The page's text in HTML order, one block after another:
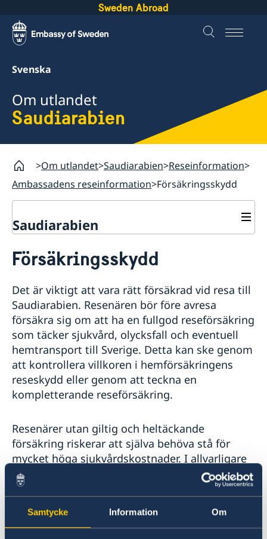
Samtycke Information Om
Sweden Abroad
Svenska
Om utlandet
Saudiarabien
Om utlandet Saudiarabien Reseinformation
Ambassadens reseinformation Försäkringsskydd
Saudiarabien
Hjälp till svenskar i Saudiarabien
Pass, ID-kort och körkort i Saudiarabien
Förlust av pass
Förnyelse av pass för vuxna
Förnyelse av pass för barn under 18 år
Ansökan om pass för barn under 18 år
Provisoriskt pass
Nationellt id-kort
Förnyelse av körkort
Medborgarskapsfrågor
Anmälan av nyfött barn i utlandet
Samordningsnummer
Namnändring
Ambassadens reseinformation
Aktuella händelser
Allmänna säkerhetsläget
Terrorism
Naturförhållanden och katastrofer
In- och utresebestämmelser
Hälso- och sjukvård
Lokala lagar och sedvänjor
Trafiksäkerhet
Försäkringsskydd
Övriga upplysningar
Försäkringsskydd
Det är viktigt att vara rätt försäkrad vid resa till
Saudiarabien. Resenären bör före avresa
försäkra sig om att ha en fullgod reseförsäkring
som täcker sjukvård, olycksfall och eventuell
hemtransport till Sverige. Detta kan ske genom
att kontrollera villkoren i hemförsäkringens
reseskydd eller genom att teckna en
kompletterande reseförsäkring.
Resenärer utan giltig och heltäckande
försäkring riskerar att själva behöva stå för
mycket höga sjukvårdskostnader. I allvarligare
fall kan även kostnaderna för medicinsk
evakuering eller sjuktransport till Sverige bli